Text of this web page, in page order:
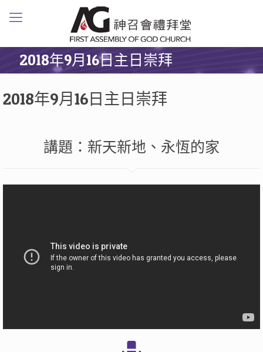
2018年9月16日主日崇拜
2018年9月16日主日崇拜
講題：新天新地、永恆的家